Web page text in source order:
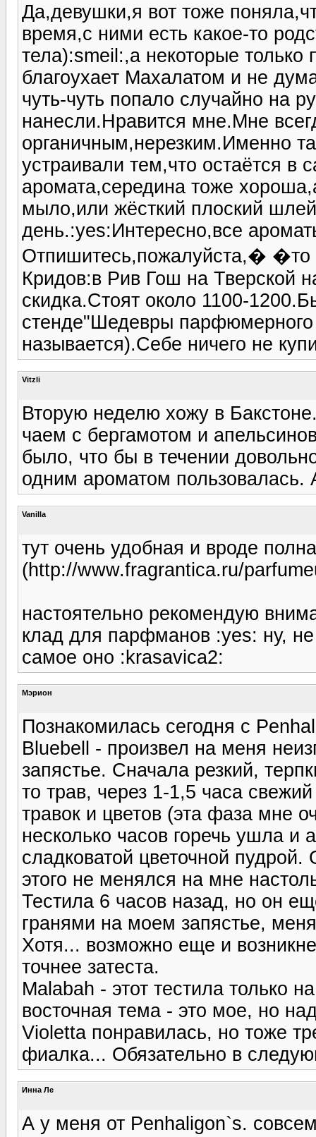
Да,девушки,я вот тоже
время,с ними есть какое-то
тела):smeil:,а некоторые
благоухает Махалатом и не
чуть-чуть попало случайно на
нанесли.Нравится мне.Мне
органичным,нерезким.Именно
устраивали тем,что остаётся в
аромата,середина тоже
мыло,или жёсткий плоский
день.:yes:Интересно,все
Отпишитесь,пожалуйста,� �то
Кридов:в Рив Гош на Тверской
скидка.Стоят около 1100-
стенде"Шедевры парфюмерного
называется).Себе ничего не
Vitzli
Вторую неделю хожу в
чаем с бергамотом и
было, что бы в течении
одним ароматом пользовалась.
Vanilla
тут очень удобная и вроде
(http://www.fragrantica.ru/
настоятельно рекомендую
клад для парфманов :yes: ну,
самое оно :krasavica2:
Мэрион
Познакомилась сегодня с
Bluebell - произвел на меня
запястье. Сначала резкий,
то трав, через 1-1,5 часа
травок и цветов (эта фаза мне
несколько часов горечь ушла и
сладковатой цветочной
этого не менялся на мне
Тестила 6 часов назад, но он
гранями на моем запястье,
Хотя... возможно еще и
точнее затеста.
Malabah - этот тестила только
восточная тема - это мое, но
Violetta понравилась, но тоже
фиалка... Обязательно в
Инна Ле
А у меня от Penhaligon`s.